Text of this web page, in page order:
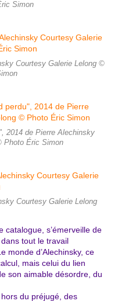
Simon
Courtesy Galerie Lelong ©
2014 de Pierre Alechinsky
Photo Éric Simon
Courtesy Galerie Lelong
catalogue, s’émerveille de
tout le travail
monde d’Alechinsky, ce
mais celui du lien
son aimable désordre, du
du préjugé, des